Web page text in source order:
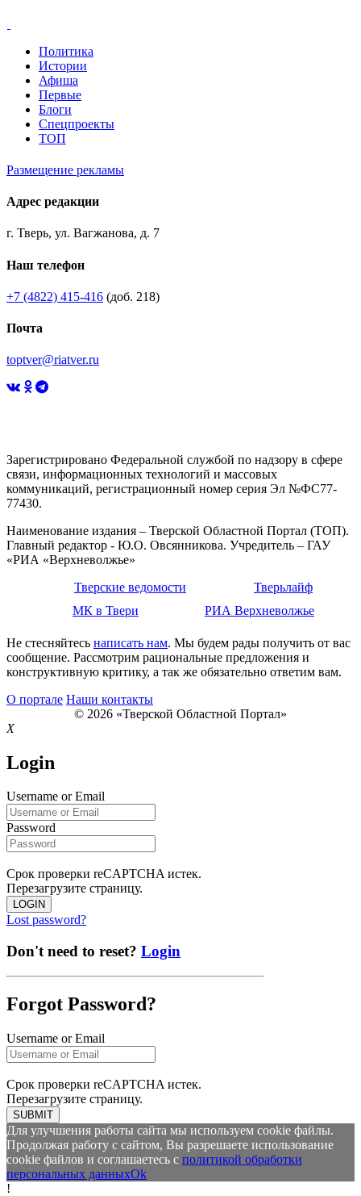
Политика
Истории
Афиша
Первые
Блоги
Спецпроекты
ТОП
Размещение рекламы
Адрес редакции
г. Тверь, ул. Вагжанова, д. 7
Наш телефон
+7 (4822) 415-416 (доб. 218)
Почта
toptver@riatver.ru
Зарегистрировано Федеральной службой по надзору в сфере
связи, информационных технологий и массовых
коммуникаций, регистрационный номер серия Эл №ФС77-
77430.
Наименование издания – Тверской Областной Портал (ТОП).
Главный редактор - Ю.О. Овсянникова. Учредитель – ГАУ
«РИА «Верхневолжье»
Тверские ведомости
Тверьлайф
МК в Твери
РИА Верхневолжье
Не стесняйтесь написать нам. Мы будем рады получить от вас
сообщение. Рассмотрим рациональные предложения и
конструктивную критику, а так же обязательно ответим вам.
О портале Наши контакты
© 2026 «Тверской Областной Портал»
X
Login
Username or Email
Password
Срок проверки reCAPTCHA истек.
Перезагрузите страницу.
LOGIN
Lost password?
Don't need to reset? Login
Forgot Password?
Username or Email
Срок проверки reCAPTCHA истек.
Перезагрузите страницу.
SUBMIT
Для улучшения работы сайта мы используем cookie файлы.
Продолжая работу с сайтом, Вы разрешаете использование
cookie файлов и соглашаетесь с политикой обработки
персональных данныхOk
!